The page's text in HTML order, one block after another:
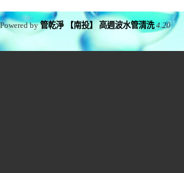
Powered by管乾淨 【南投】 高週波水管清洗 4.20